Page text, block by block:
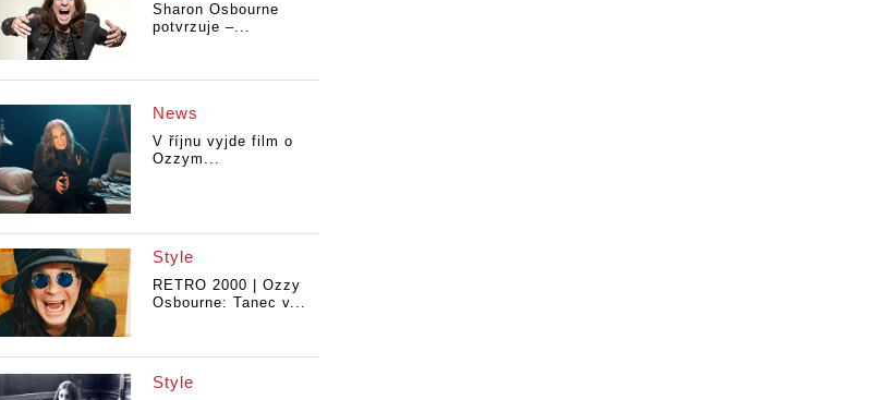
Sharon Osbourne
potvrzuje –...
News
V říjnu vyjde film o
Ozzym...
Style
RETRO 2000 | Ozzy
Osbourne: Tanec v...
Style